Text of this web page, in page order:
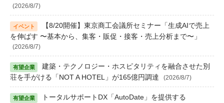
(2026/8/7)
【8/20開催】東京商工会議所セミナー「生成AIで売上
を伸ばす 〜基本から、集客・販促・接客・売上分析まで〜」
(2026/8/7)
建築・テクノロジー・ホスピタリティを融合させた別
荘を手がける「NOT A HOTEL」が165億円調達
(2026/8/7)
トータルサポートDX「AutoDate」を提供する